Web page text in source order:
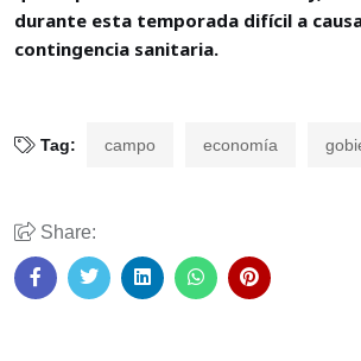
durante esta temporada difícil a
contingencia sanitaria.
Tag: campo economía
Share: